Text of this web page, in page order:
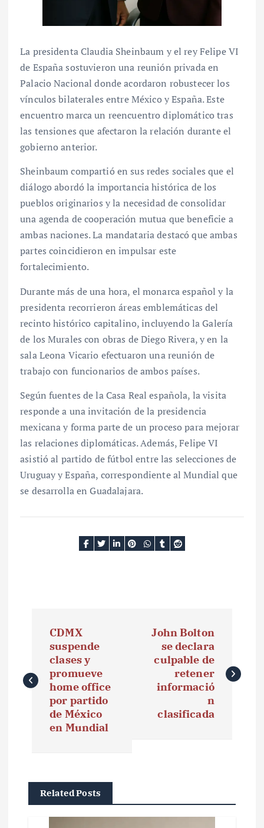
La presidenta Claudia Sheinbaum y el rey Felipe VI
de España sostuvieron una reunión privada en
Palacio Nacional donde acordaron robustecer los
vínculos bilaterales entre México y España. Este
encuentro marca un reencuentro diplomático tras
las tensiones que afectaron la relación durante el
gobierno anterior.
Sheinbaum compartió en sus redes sociales que el
diálogo abordó la importancia histórica de los
pueblos originarios y la necesidad de consolidar
una agenda de cooperación mutua que beneficie a
ambas naciones. La mandataria destacó que ambas
partes coincidieron en impulsar este
fortalecimiento.
Durante más de una hora, el monarca español y la
presidenta recorrieron áreas emblemáticas del
recinto histórico capitalino, incluyendo la Galería
de los Murales con obras de Diego Rivera, y en la
sala Leona Vicario efectuaron una reunión de
trabajo con funcionarios de ambos países.
Según fuentes de la Casa Real española, la visita
responde a una invitación de la presidencia
mexicana y forma parte de un proceso para mejorar
las relaciones diplomáticas. Además, Felipe VI
asistió al partido de fútbol entre las selecciones de
Uruguay y España, correspondiente al Mundial que
se desarrolla en Guadalajara.
v
e
ó
CDMX
suspende
clases y
promueve
home office
por partido
de México
en Mundial
John Bolton
se declara
culpable de
retener
informació
n
clasificada
Related Posts